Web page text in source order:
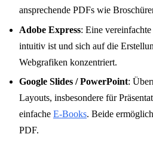
ansprechende PDFs wie
Adobe Express: Eine
intuitiv ist und sich auf die
Webgrafiken konzentriert.
Google Slides / PowerPoint:
Layouts, insbesondere für
einfache E-Books. Beide
PDF.